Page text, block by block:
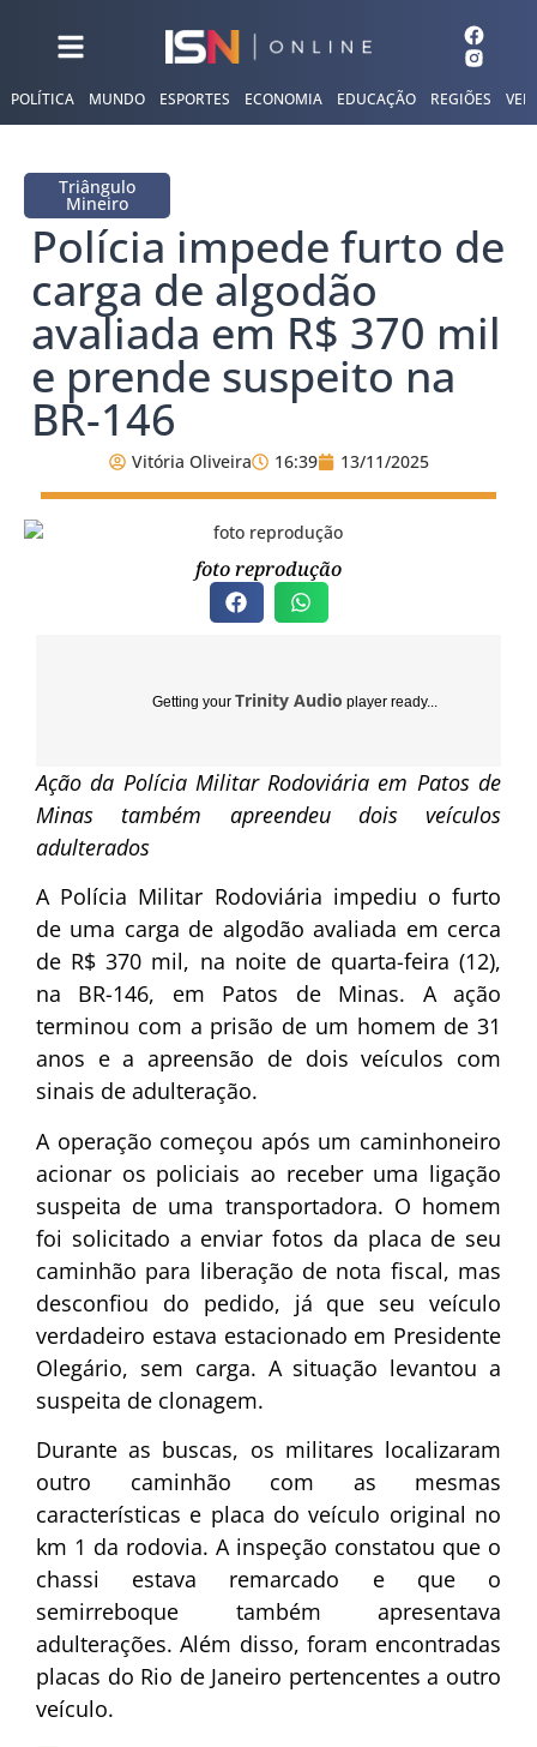
POLÍTICA MUNDO ESPORTES ECONOMIA EDUCAÇÃO REGIÕES
Triângulo
Mineiro
Polícia impede furto de
carga de algodão
avaliada em R$ 370 mil
e prende suspeito na
BR-146
Vitória Oliveira 16:39 13/11/2025
foto reprodução
Getting your Trinity Audio player ready...
Ação da Polícia Militar Rodoviária em Patos de
Minas também apreendeu dois veículos
adulterados
A Polícia Militar Rodoviária impediu o furto
de uma carga de algodão avaliada em cerca
de R$ 370 mil, na noite de quarta-feira (12),
na BR-146, em Patos de Minas. A ação
terminou com a prisão de um homem de 31
anos e a apreensão de dois veículos com
sinais de adulteração.
A operação começou após um caminhoneiro
acionar os policiais ao receber uma ligação
suspeita de uma transportadora. O homem
foi solicitado a enviar fotos da placa de seu
caminhão para liberação de nota fiscal, mas
desconfiou do pedido, já que seu veículo
verdadeiro estava estacionado em Presidente
Olegário, sem carga. A situação levantou a
suspeita de clonagem.
Durante as buscas, os militares localizaram
outro caminhão com as mesmas
características e placa do veículo original no
km 1 da rodovia. A inspeção constatou que o
chassi estava remarcado e que o
semirreboque também apresentava
adulterações. Além disso, foram encontradas
placas do Rio de Janeiro pertencentes a outro
veículo.